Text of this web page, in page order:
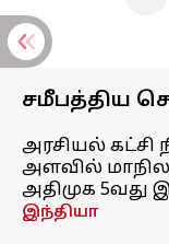
சமீபத்திய
அரசியல் கட்சி
அளவில் மாநில
அதிமுக 5வது
இந்தியா